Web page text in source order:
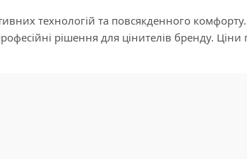
технологій та повсякденного комфорту.
рішення для цінителів бренду.